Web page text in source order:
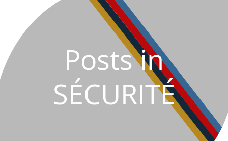
Posts in
SÉCURITÉ